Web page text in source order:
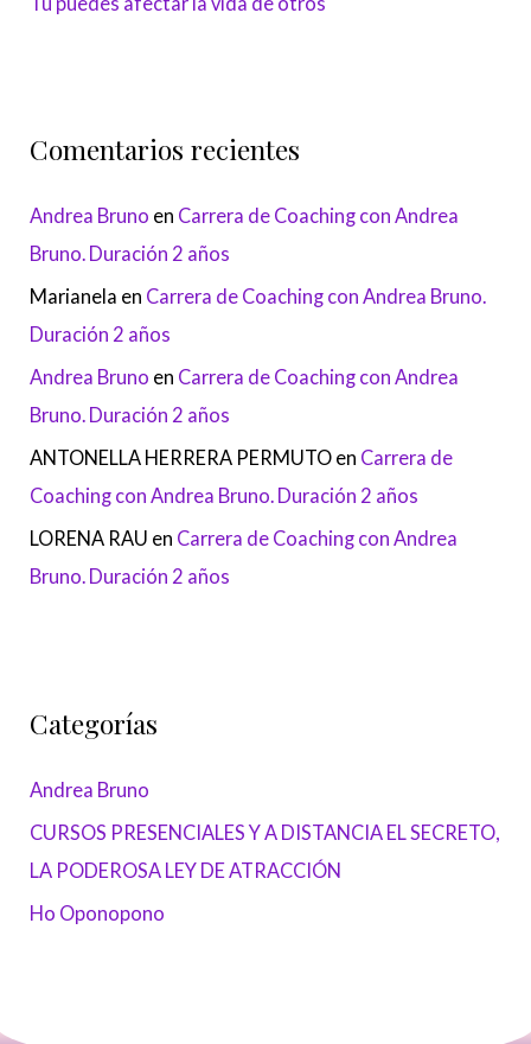
Comentarios recientes
Andrea Bruno en Carrera de Coaching con Andrea
Bruno. Duración 2 años
Marianela en Carrera de Coaching con Andrea Bruno.
Duración 2 años
Andrea Bruno en Carrera de Coaching con Andrea
Bruno. Duración 2 años
ANTONELLA HERRERA PERMUTO en Carrera de
Coaching con Andrea Bruno. Duración 2 años
LORENA RAU en Carrera de Coaching con Andrea
Bruno. Duración 2 años
Categorías
Andrea Bruno
CURSOS PRESENCIALES Y A DISTANCIA EL SECRETO,
LA PODEROSA LEY DE ATRACCIÓN
Ho Oponopono